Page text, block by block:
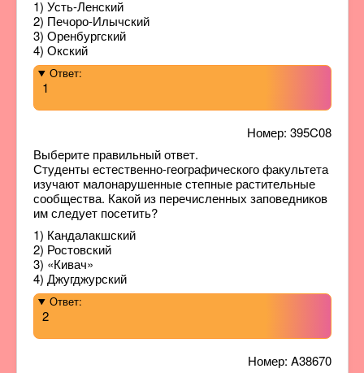
1) Усть-Ленский
2) Печоро-Илычский
3) Оренбургский
4) Окский
Ответ:
1
Номер: 395C08
Выберите правильный ответ.
Студенты естественно-географического факультета
изучают малонарушенные степные растительные
сообщества. Какой из перечисленных заповедников
им следует посетить?
1) Кандалакшский
2) Ростовский
3) «Кивач»
4) Джугджурский
Ответ:
2
Номер: A38670